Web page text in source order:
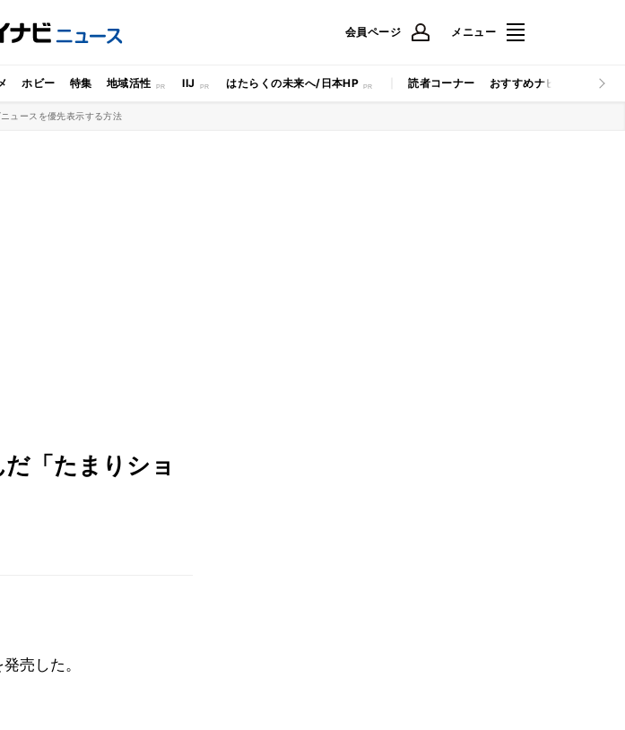
会員ページ メニュー
ホビー 特集 地域活性 IIJ はたらくの未来へ/日本HP 読者コーナー おすすめナビ マイナビ
ュースを優先表示する方法
「たまりショ
売した。